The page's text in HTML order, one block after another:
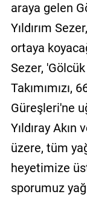
araya gelen
Yıldırım
ortaya
Sezer,
Takımımızı,
Güreşleri'ne
Yıldıray
üzere, tüm
heyetimize
sporumuz